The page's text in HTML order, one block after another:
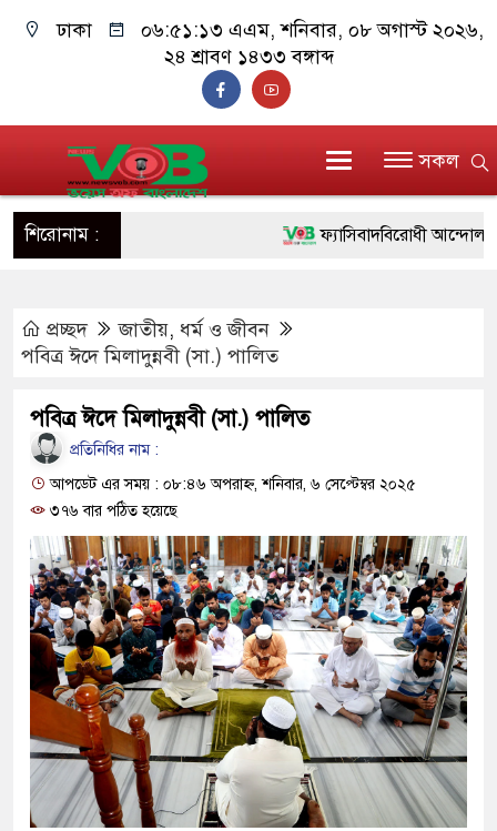
ঢাকা ০৬:৫১:১৪ এএম, শনিবার, ০৮ অগাস্ট ২০২৬,
২৪ শ্রাবণ ১৪৩৩ বঙ্গাব্দ
সকল
শিরোনাম : ফ্যাসিবাদবিরোধী আন্দোলনে
মাননীয় প্রধানমন্ত্রী, মন্ত্রীবর্গ
উদ্ধার
মিরপুর মডেল থানার
মাদক কারবারি গ্রেফতার
২৮ লাখ টাকার জাল নোটসহ
থানা পুলিশ
যেকোনো সময় বেনজীরের
নেতৃত্ব ও গণতন্ত্রের মূর্তমান
প্রচ্ছদ জাতীয়, ধর্ম ও জীবন
পবিত্র ঈদে মিলাদুন্নবী (সা.) পালিত
পবিত্র ঈদে মিলাদুন্নবী (সা.) পালিত
প্রতিনিধির নাম :
আপডেট এর সময় : ০৮:৪৬ অপরাহ্ন, শনিবার, ৬ সেপ্টেম্বর ২০২৫
৩৭৬ বার পঠিত হয়েছে